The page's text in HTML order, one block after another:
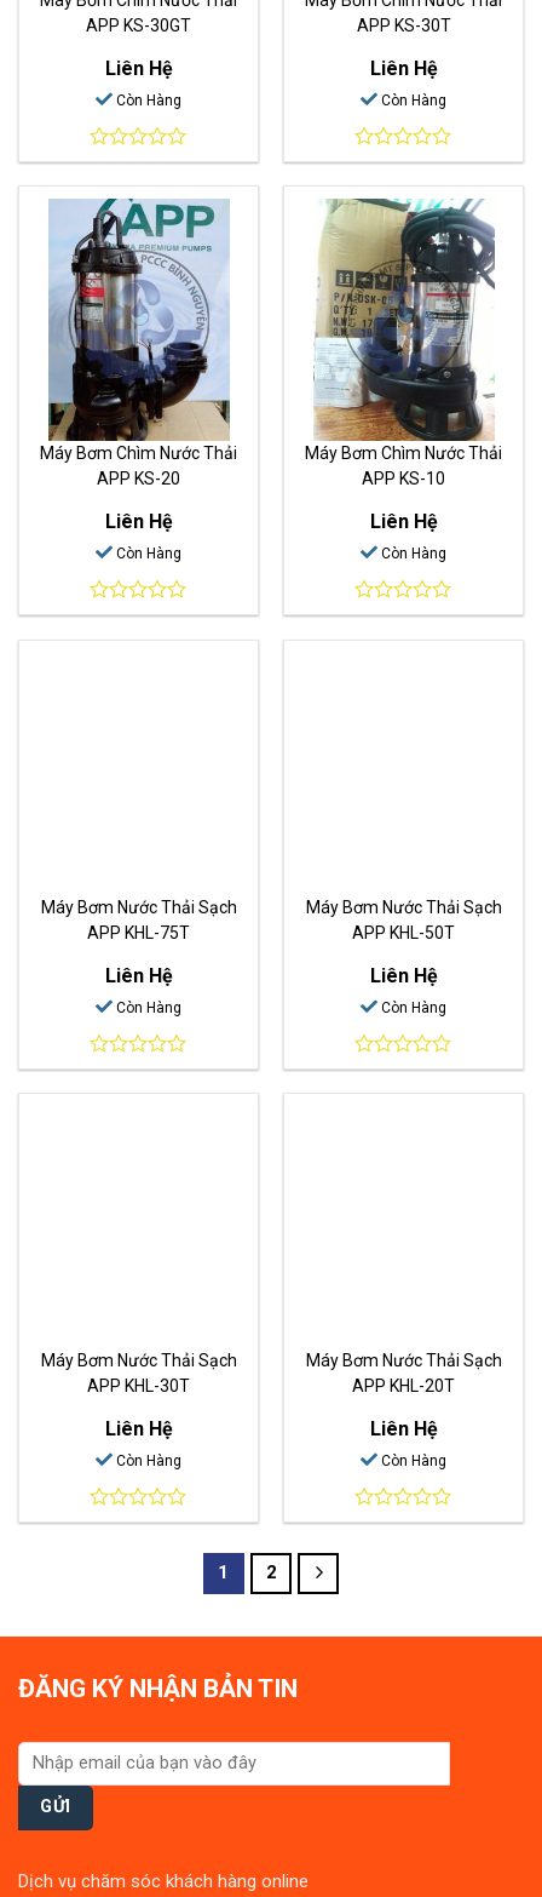
APP KS-30GT
Liên Hệ
Còn Hàng
0
out
of
5
APP KS-30T
Liên Hệ
Còn Hàng
0
out
of
Máy Bơm Chìm Nước Thải
APP KS-20
Liên Hệ
Còn Hàng
0
out
Máy Bơm Chìm Nước Thải
APP KS-10
Liên Hệ
Còn Hàng
0
out
Máy Bơm Nước Thải Sạch
APP KHL-75T
Liên Hệ
Còn Hàng
0
out
Máy Bơm Nước Thải Sạch
APP KHL-50T
Liên Hệ
Còn Hàng
0
out
Máy Bơm Nước Thải Sạch
APP KHL-30T
Liên Hệ
Còn Hàng
0
Máy Bơm Nước Thải Sạch
APP KHL-20T
Liên Hệ
Còn Hàng
0
1 2
ĐĂNG KÝ NHẬN BẢN TIN
Dịch vụ chăm sóc khách hàng online